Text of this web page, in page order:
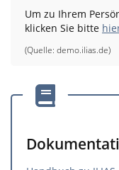
Um zu Ihrem
klicken Sie bitte
(Quelle: demo.ilias.de)